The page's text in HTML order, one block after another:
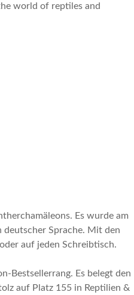
world of reptiles and
Es wurde am
Sprache. Mit den⁢
auf jeden Schreibtisch.
Bestsellerrang. Es belegt den
auf Platz​ 155 in Reptilien ‍&